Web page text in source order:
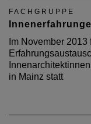
FACHGRUPPE
Im November
in Mainz statt